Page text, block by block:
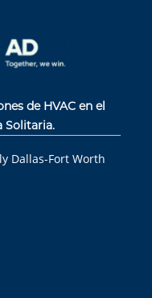
de HVAC en el
Solitaria.
Dallas-Fort Worth